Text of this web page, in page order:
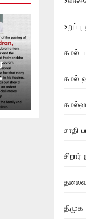
கமல்
கமல்
சாதி